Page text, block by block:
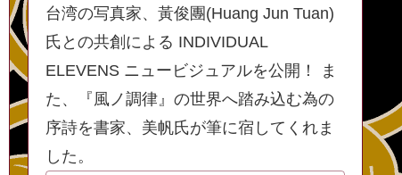
台湾の写真家、黃俊團(Huang Jun Tuan)
氏との共創による INDIVIDUAL
ELEVENS ニュービジュアルを公開！ ま
た、『風ノ調律』の世界へ踏み込む為の
序詩を書家、美帆氏が筆に宿してくれま
した。